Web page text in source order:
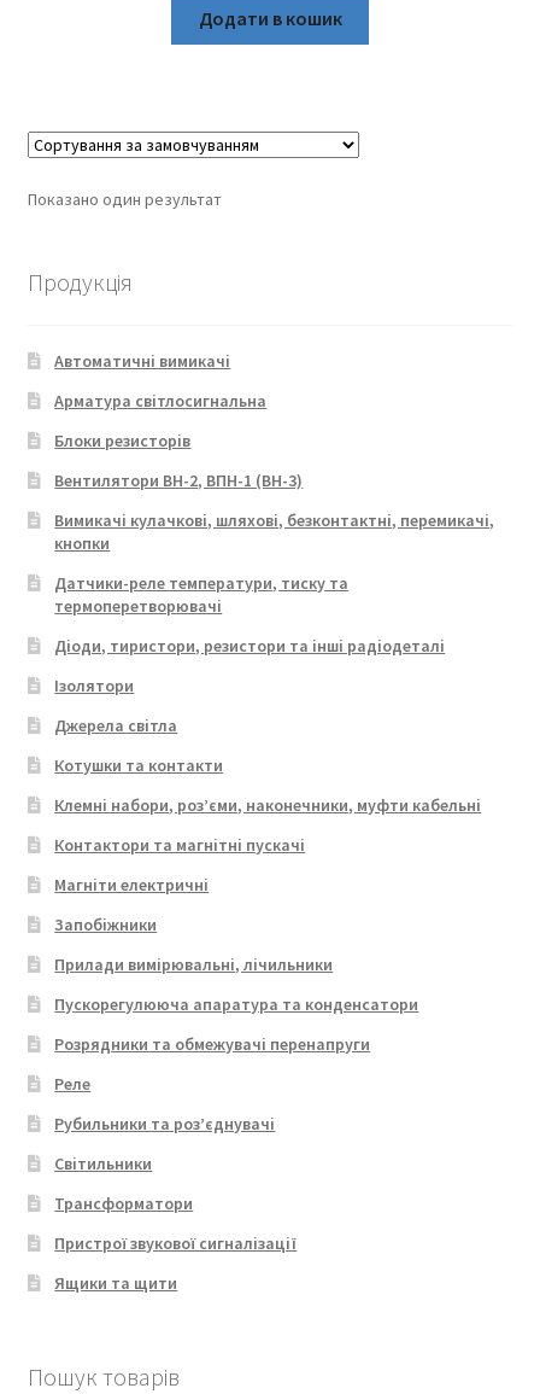
Додати в кошик
Показано один результат
Продукція
Автоматичні вимикачі
Арматура світлосигнальна
Блоки резисторів
Вентилятори ВН-2, ВПН-1 (ВН-3)
Вимикачі кулачкові, шляхові, безконтактні, перемикачі,
кнопки
Датчики-реле температури, тиску та
термоперетворювачі
Діоди, тиристори, резистори та інші радіодеталі
Ізолятори
Джерела світла
Котушки та контакти
Клемні набори, роз’єми, наконечники, муфти кабельні
Контактори та магнітні пускачі
Магніти електричні
Запобіжники
Прилади вимірювальні, лічильники
Пускорегулююча апаратура та конденсатори
Розрядники та обмежувачі перенапруги
Реле
Рубильники та роз’єднувачі
Світильники
Трансформатори
Пристрої звукової сигналізації
Ящики та щити
Пошук товарів